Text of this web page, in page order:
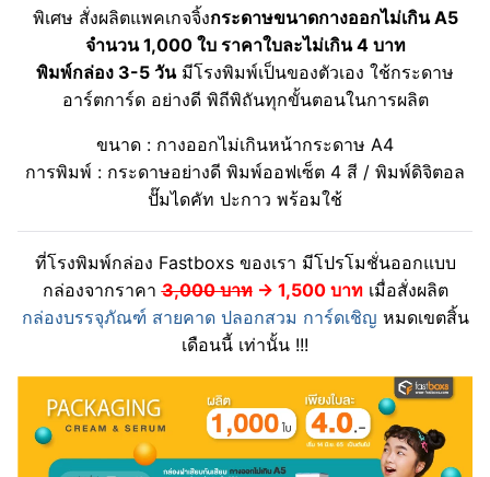
พิเศษ สั่งผลิตแพคเกจจิ้งกระดาษขนาดกางออกไม่เกิน A5
จำนวน 1,000 ใบ ราคาใบละไม่เกิน 4 บาท
พิมพ์กล่อง 3-5 วันมีโรงพิมพ์เป็นของตัวเอง ใช้กระดาษ
อาร์ตการ์ด อย่างดี พิถีพิถันทุกขั้นตอนในการผลิต
ขนาด : กางออกไม่เกินหน้ากระดาษ A4
การพิมพ์ : กระดาษอย่างดี พิมพ์ออฟเซ็ต 4 สี / พิมพ์ดิจิตอล
ปั๊มไดคัท ปะกาว พร้อมใช้
ที่โรงพิมพ์กล่อง Fastboxs ของเรา มีโปรโมชั่นออกแบบ
กล่องจากราคา3,000 บาท → 1,500 บาทเมื่อสั่งผลิต
กล่องบรรจุภัณฑ์ สายคาด ปลอกสวม การ์ดเชิญ หมดเขตสิ้น
เดือนนี้ เท่านั้น !!!